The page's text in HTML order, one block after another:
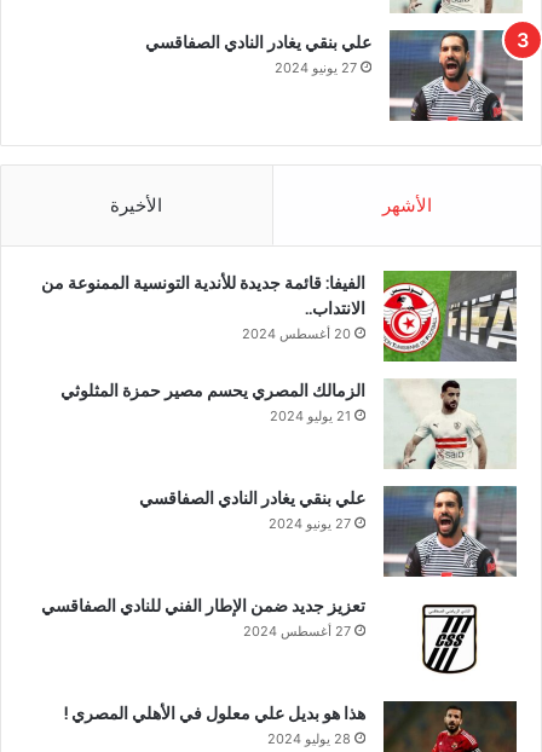
علي بنقي يغادر النادي الصفاقسي
27 يونيو 2024
الأشهر الأخيرة
الفيفا: قائمة جديدة للأندية التونسية الممنوعة من
الانتداب..
20 أغسطس 2024
الزمالك المصري يحسم مصير حمزة المثلوثي
21 يوليو 2024
علي بنقي يغادر النادي الصفاقسي
27 يونيو 2024
تعزيز جديد ضمن الإطار الفني للنادي الصفاقسي
27 أغسطس 2024
هذا هو بديل علي معلول في الأهلي المصري !
28 يوليو 2024